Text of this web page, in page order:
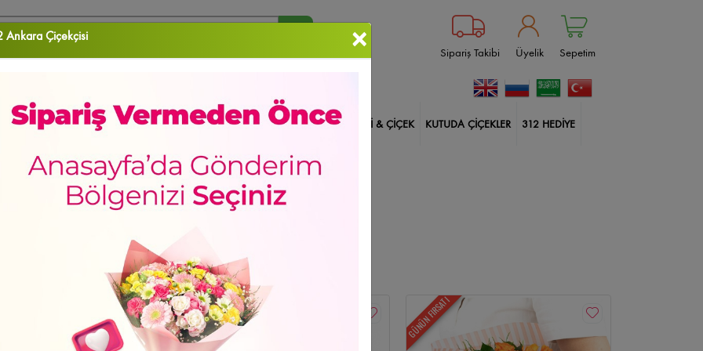
: Orkide Papatya Gül Vazo Çiçekleri Aranjman
Sipariş Takibi Üyelik Sepetim
ÇİÇEK DOĞUM GÜNÜ DÜĞÜN & AÇILIŞ ÇELENKLERİ ORKİDELER BİTKİ & ÇİÇEK KUTUDA ÇİÇEKLER 312 HEDİYE
Sevgiliye Doğum Günü Meyve Sepetleri Gül Kutuları Lilyum&Kazablanka
Kalp Kutuda Güller Kutu Çiçekler
Papatya Mamak Çiçekçi Papatya & Gerbera
Çayyolu Çiçekçi Şebboy/Lisyantus Yıldönümü Sincan Çiçekçi
Çiçekçi Çiçek Buketleri Altındağ Çiçekçi İçimden Geldi Çiçek Aranjmanları Etlik Çiçekçi Geçmiş Olsun
HAFTANIN ÜRÜNÜ GÜNÜN FIRSATI
Ankara Çiçekçisi ×